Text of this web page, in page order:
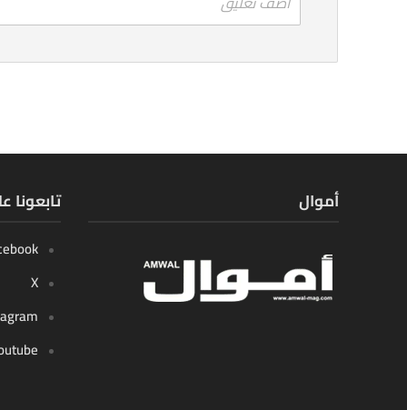
تابعونا
X
أموال